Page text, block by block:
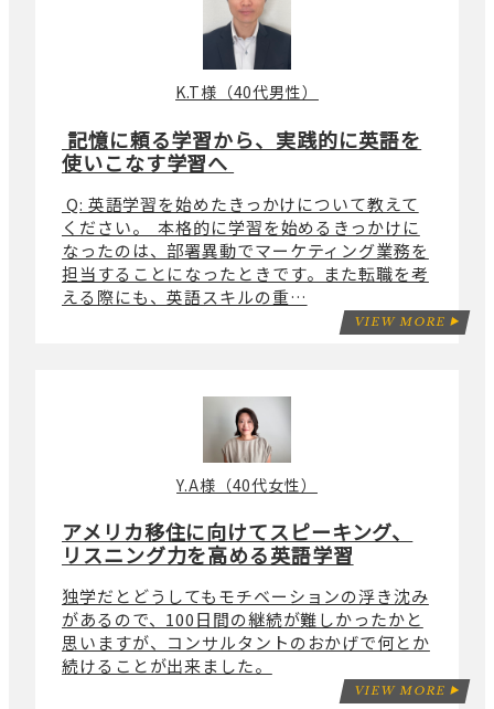
記憶に頼る学習から、実践的に英語を
使いこなす学習へ
K.T様（40代男性）
Q: 英語学習を始めたきっかけについて教えて
ください。 本格的に学習を始めるきっかけに
なったのは、部署異動でマーケティング業務を
担当することになったときです。また転職を考
える際にも、英語スキルの重…
VIEW MORE
アメリカ移住に向けてスピーキング、
リスニング力を高める英語学習
Y.A様（40代女性）
独学だとどうしてもモチベーションの浮き沈み
があるので、100日間の継続が難しかったかと
思いますが、コンサルタントのおかげで何とか
続けることが出来ました。
VIEW MORE